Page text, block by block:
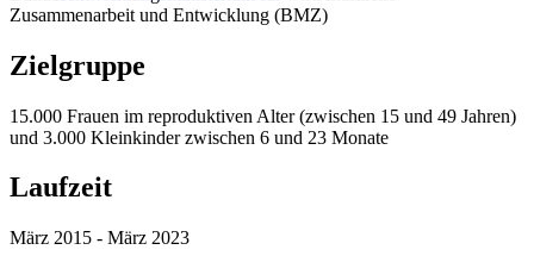
Zusammenarbeit und Entwicklung (BMZ)
Zielgruppe
15.000 Frauen im reproduktiven Alter (zwischen 15 und 49 Jahren)
und 3.000 Kleinkinder zwischen 6 und 23 Monate
Laufzeit
März 2015 - März 2023